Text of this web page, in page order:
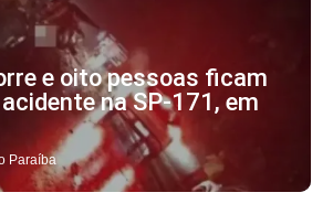
e oito pessoas ficam
na SP-171, em
Paraíba